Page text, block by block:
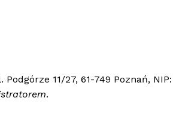
Podgórze 11/27, 61-749 Poznań,
.